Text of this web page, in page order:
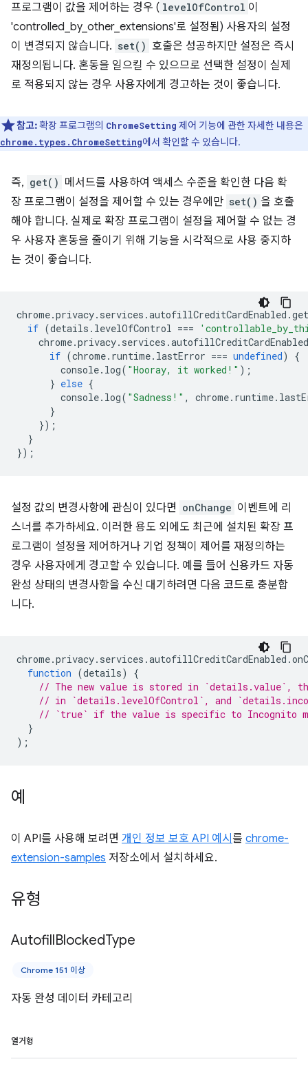
프로그램이 값을 제어하는 경우 ( levelOfControl 이
'controlled_by_other_extensions'로 설정됨) 사용자의 설정
이 변경되지 않습니다. set() 호출은 성공하지만 설정은 즉시
재정의됩니다. 혼동을 일으킬 수 있으므로 선택한 설정이 실제
로 적용되지 않는 경우 사용자에게 경고하는 것이 좋습니다.
참고:확장 프로그램의 ChromeSetting 제어 기능에 관한 자세한 내용은
chrome.types.ChromeSetting에서 확인할 수 있습니다.
즉, get() 메서드를 사용하여 액세스 수준을 확인한 다음 확
장 프로그램이 설정을 제어할 수 있는 경우에만 set() 을 호출
해야 합니다. 실제로 확장 프로그램이 설정을 제어할 수 없는 경
우 사용자 혼동을 줄이기 위해 기능을 시각적으로 사용 중지하
는 것이 좋습니다.
chrome.privacy. services .autofillCreditCardEnabled .get
if (details . levelOfControl ===
chrome.privacy. services .autofillCreditCardEnabled
if (chrome. runtime. lastError === undefined)
{
console. log( "Hooray, it worked!" );
} else {
console. log( "Sadness!" , chrome. runtime.
}
});
}
});
설정 값의 변경사항에 관심이 있다면 onChange 이벤트에 리
스너를 추가하세요. 이러한 용도 외에도 최근에 설치된 확장 프
로그램이 설정을 제어하거나 기업 정책이 제어를 재정의하는
경우 사용자에게 경고할 수 있습니다. 예를 들어 신용카드 자동
완성 상태의 변경사항을 수신 대기하려면 다음 코드로 충분합
니다.
chrome.privacy. services .autofillCreditCardEnabled .
function (details)
{
// The new value is stored in `details.value`,
// in `details.levelOfControl`, and
// `true` if the value is specific to Incognito
}
);
예
이 API를 사용해 보려면 개인 정보 보호 API 예시 를 chrome-
extension-samples 저장소에서 설치하세요.
유형
AutofillBlockedType
Chrome 151 이상
자동 완성 데이터 카테고리
열거형